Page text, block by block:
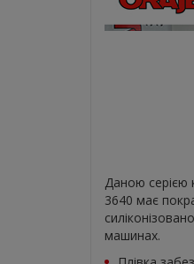
Даною серією
3640 має
машинах.